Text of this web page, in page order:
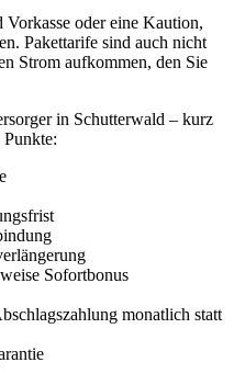
oder eine Kaution,
Pakettarife sind auch nicht
Strom aufkommen, den Sie
in Schutterwald – kurz
Punkte:
Sofortbonus
monatlich statt